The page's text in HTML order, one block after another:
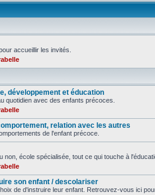
accueillir les invités.
développement et éducation
quotidien avec des enfants précoces.
relation avec les autres
de l'enfant précoce.
non, école spécialisée, tout ce qui touche à
son enfant / descolariser
de d'instruire leur enfant. Retrouvez-vous ici